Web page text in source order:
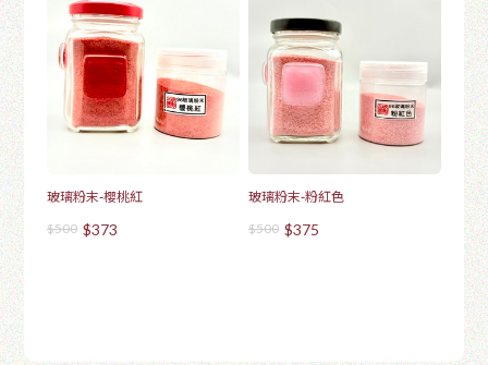
玻璃粉末-櫻桃紅
$500 $373
玻璃粉末-粉紅色
$500 $375